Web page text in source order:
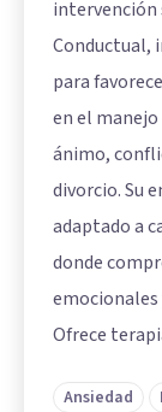
intervención
Conductual,
para
en el
ánimo,
divorcio. Su
adaptado a
donde
emocionales
Ofrece
Ansiedad